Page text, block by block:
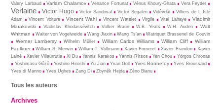
Valery Larbaud Varlam Chalamov Venance Fortunat Vénus Khoury-Ghata Vera Feyder
Verlaine Victor Hugo Victor Sandoval Victor Segalen Vidêvdât
Villiers de L Isle
Adam
Vincent Voiture Vincent Wahl Vincent Watelet Virgile Vital Lahaye
Vladimir
Maïakovski
Vladislav Khodassévitch Volker Braun W.B. Yeats W.H. Auden
Walt
Whitman
Walter von Vogelweide Wang Jiaxin Wang Ts’an Watriquet Brassenel de Couvin
Werner Lambersy Wilhelm Müller William Carlos Williams William Cliff
William
Faulkner
William S. Merwin William T. Vollmann Xavier Forneret Xavier Frandon
Xavier
Lainé
Xavier Villaurrutia Xi Du Yannis Karakos Yànnis Rìtsos Yen Chou
Yòrgos Chronas
Yoshimasu Gôzô
Yoshino Hiroshi Yu Jian Yvan Goll Yves Bonnefoy
Yves Broussard
Yves di Manno
Yves Ughes Zang Di Zbynĕk Hejda Zéno Bianu
Tous les auteurs
Archives